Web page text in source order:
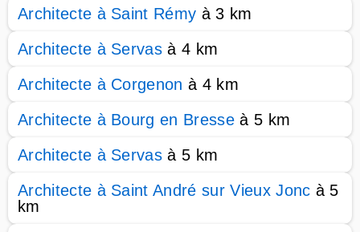
Architecte à Saint Rémy à 3 km
Architecte à Servas à 4 km
Architecte à Corgenon à 4 km
Architecte à Bourg en Bresseà 5 km
Architecte à Servas à 5 km
Architecte à Saint André sur Vieux Jonc à 5
km